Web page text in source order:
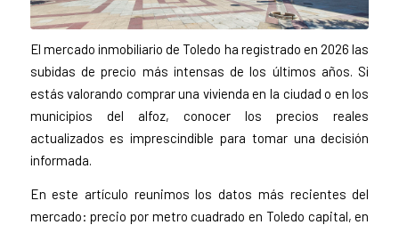
El mercado inmobiliario de Toledo ha registrado en 2026 las
subidas de precio más intensas de los últimos años. Si
estás valorando comprar una vivienda en la ciudad o en los
municipios del alfoz, conocer los precios reales
actualizados es imprescindible para tomar una decisión
informada.
En este artículo reunimos los datos más recientes del
mercado: precio por metro cuadrado en Toledo capital, en